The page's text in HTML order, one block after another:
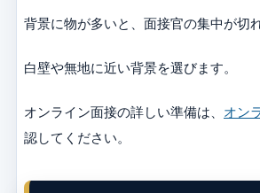
背景に物が多いと、面接官の集中が切
白壁や無地に近い背景を選びます。
オンライン面接の詳しい準備は、 オン
認してください。